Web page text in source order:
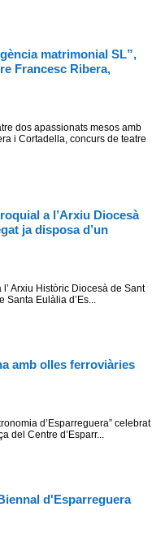
matrimonial SL”,
Francesc Ribera,
dos apassionats mesos amb
i Cortadella, concurs de teatre
a l’Arxiu Diocesà
ja disposa d’un
Arxiu Històric Diocesà de Sant
Santa Eulàlia d’Es...
amb olles ferroviàries
d’Esparreguera” celebrat
del Centre d’Esparr...
d'Esparreguera